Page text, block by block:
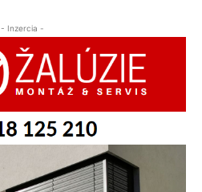
- Inzercia -